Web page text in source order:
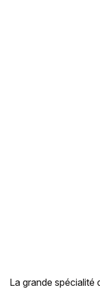
La grande spécialité